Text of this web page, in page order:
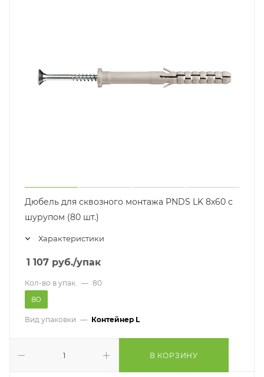
Дюбель для сквозного монтажа PNDS LK 8х60 с
шурупом (80 шт.)
Характеристики
1 107 руб./упак
Кол-во в упак. — 80
80
Вид упаковки — Контейнер L
В КОРЗИНУ